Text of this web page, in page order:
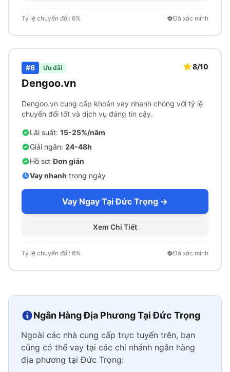
Tỷ lệ chuyển đổi: 6% Đã xác minh
#6 Ưu đãi
Dengoo.vn
8/10
Dengoo.vn cung cấp khoản vay nhanh chóng với tỷ lệ
chuyển đổi tốt và dịch vụ đáng tin cậy.
Lãi suất: 15-25%/năm
Giải ngân: 24-48h
Hồ sơ:Đơn giản
Vay nhanh trong ngày
Vay Ngay Tại Đức Trọng →
Xem Chi Tiết
Tỷ lệ chuyển đổi: 6% Đã xác minh
Ngân Hàng Địa Phương Tại Đức Trọng
Ngoài các nhà cung cấp trực tuyến trên, bạn
cũng có thể vay tại các chi nhánh ngân hàng
địa phương tại Đức Trọng: